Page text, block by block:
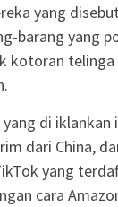
yang
barang yang
kotoran
yang di
dari China,
yang
cara